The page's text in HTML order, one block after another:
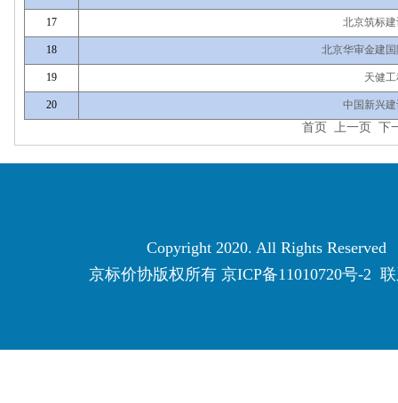
17 北京筑标
18 北京华审金建
19 天健
20 中国新兴
首页 上一页 下
Copyright 2020. All Rights Reserved
京标价协版权所有 京ICP备11010720号-2